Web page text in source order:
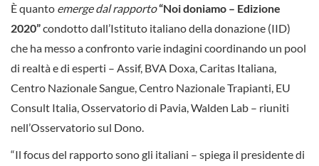
È quanto emerge dal rapporto“Noi doniamo – Edizione
2020”condotto dall’Istituto italiano della donazione (IID)
che ha messo a confronto varie indagini coordinando un pool
di realtà e di esperti – Assif, BVA Doxa, Caritas Italiana,
Centro Nazionale Sangue, Centro Nazionale Trapianti, EU
Consult Italia, Osservatorio di Pavia, Walden Lab – riuniti
nell’Osservatorio sul Dono.
“Il focus del rapporto sono gli italiani – spiega il presidente di